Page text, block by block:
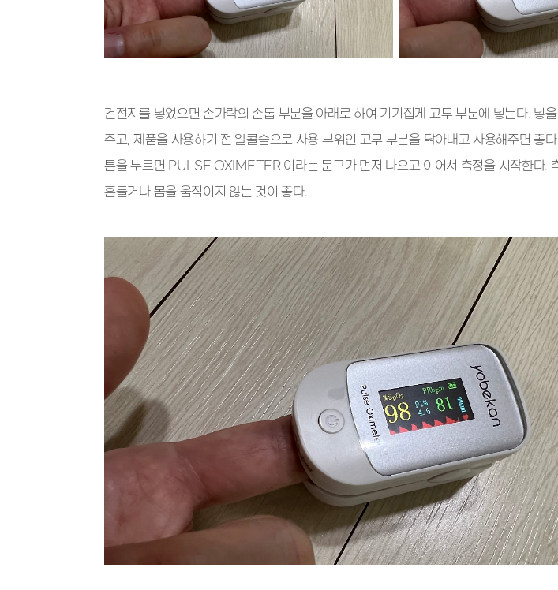
건전지를 넣었으면 손가락의 손톱 부분을 아래로 하여 기기집게 고무 부분에 넣는다. 넣
주고, 제품을 사용하기 전 알콜솜으로 사용 부위인 고무 부분을 닦아내고 사용해주면 좋
튼을 누르면 PULSE OXIMETER 이라는 문구가 먼저 나오고 이어서 측정을 시작한다.
흔들거나 몸을 움직이지 않는 것이 좋다.